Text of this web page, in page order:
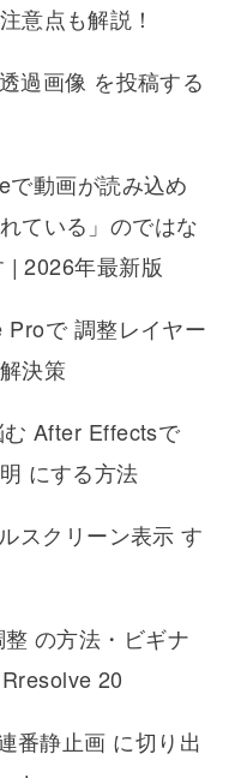
意点も解説！
過画像 を投稿する
動画が読み込め
ている」のではな
| 2026年最新版
Proで 調整レイヤー
決策
む After Effectsで
にする方法
スクリーン表示 す
の方法・ビギナ
20
番静止画 に切り出